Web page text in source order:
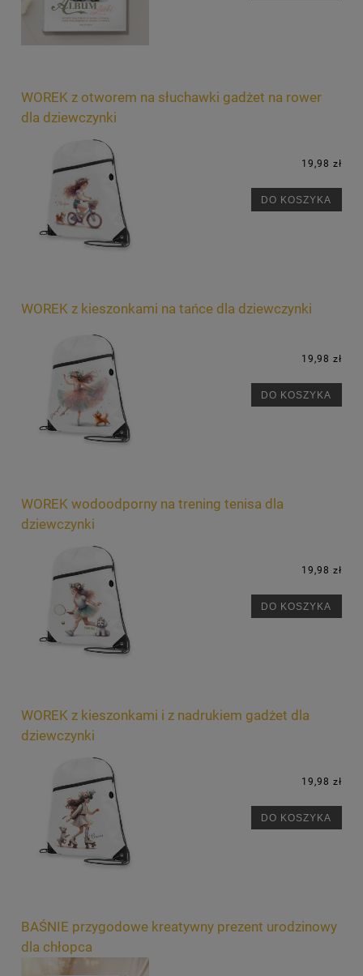
WOREK z otworem na słuchawki gadżet na rower
dla dziewczynki
19,98 zł
DO KOSZYKA
WOREK z kieszonkami na tańce dla dziewczynki
19,98 zł
DO KOSZYKA
WOREK wodoodporny na trening tenisa dla
dziewczynki
19,98 zł
DO KOSZYKA
WOREK z kieszonkami i z nadrukiem gadżet dla
dziewczynki
19,98 zł
DO KOSZYKA
BAŚNIE przygodowe kreatywny prezent urodzinowy
dla chłopca